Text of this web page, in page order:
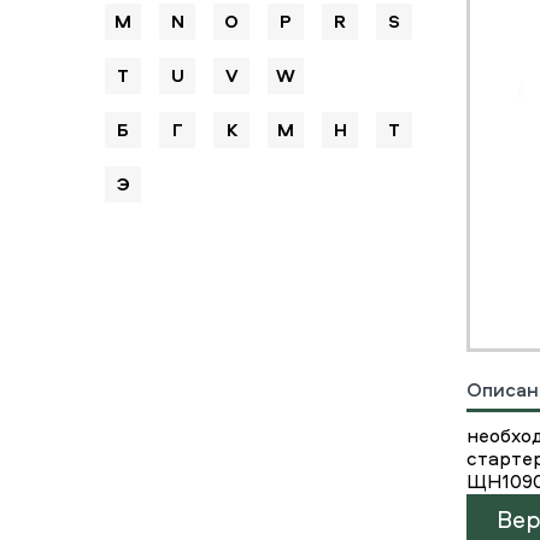
M N O P R S
T U V W
Б Г К М Н Т
Э